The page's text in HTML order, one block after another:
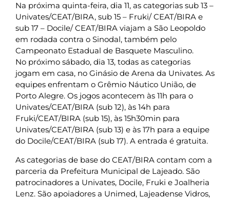
Na próxima quinta-feira, dia 11, as categorias sub 13 –
Univates/CEAT/BIRA, sub 15 – Fruki/ CEAT/BIRA e
sub 17 – Docile/ CEAT/BIRA viajam a São Leopoldo
em rodada contra o Sinodal, também pelo
Campeonato Estadual de Basquete Masculino.
No próximo sábado, dia 13, todas as categorias
jogam em casa, no Ginásio de Arena da Univates. As
equipes enfrentam o Grêmio Náutico União, de
Porto Alegre. Os jogos acontecem às 11h para o
Univates/CEAT/BIRA (sub 12), às 14h para
Fruki/CEAT/BIRA (sub 15), às 15h30min para
Univates/CEAT/BIRA (sub 13) e às 17h para a equipe
do Docile/CEAT/BIRA (sub 17). A entrada é gratuita.
As categorias de base do CEAT/BIRA contam com a
parceria da Prefeitura Municipal de Lajeado. São
patrocinadores a Univates, Docile, Fruki e Joalheria
Lenz. São apoiadores a Unimed, Lajeadense Vidros,